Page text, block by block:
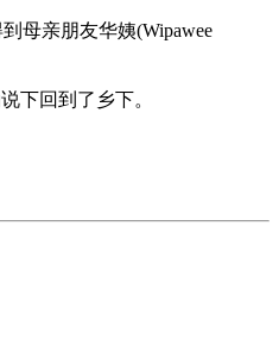
母亲朋友华姨(Wipawee
下回到了乡下。